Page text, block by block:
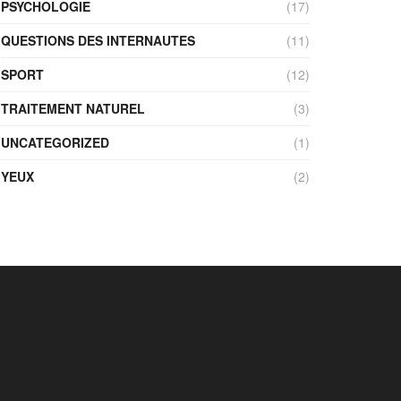
PSYCHOLOGIE
(17)
QUESTIONS DES INTERNAUTES
(11)
SPORT
(12)
TRAITEMENT NATUREL
(3)
UNCATEGORIZED
(1)
YEUX
(2)